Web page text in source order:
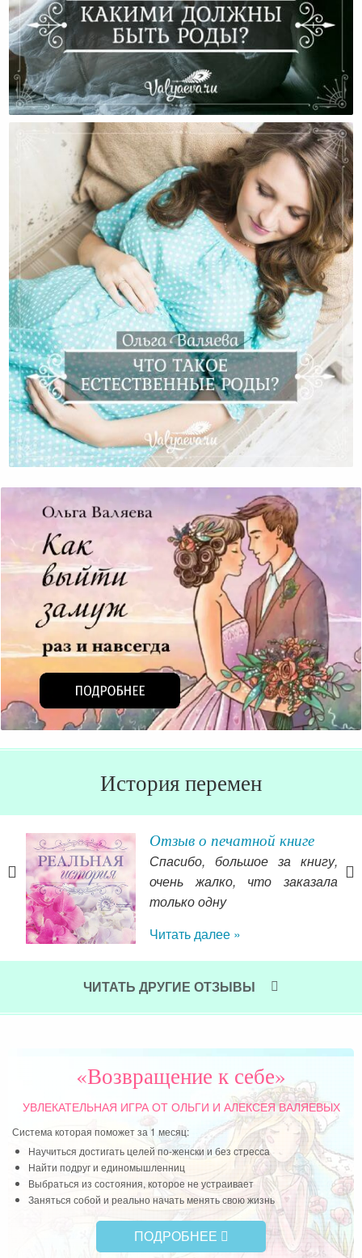
Какими Должны Быть Роды?
Что Такое Естественные Роды?
История перемен
Отзыв о печатной книге
Спасибо, большое за книгу,
очень жалко, что заказала
только одну
Читать далее »
и
ЧИТАТЬ ДРУГИЕ ОТЗЫВЫ
«Возвращение к себе»
УВЛЕКАТЕЛЬНАЯ ИГРАОТ ОЛЬГИ И АЛЕКСЕЯ ВАЛЯЕВЫХ
Система которая поможет за 1 месяц:
Научиться достигать целей по-женски и без стресса
Найти подруг и единомышленниц
Выбраться из состояния, которое не устраивает
Заняться собой и реально начать менять свою жизнь
ПОДРОБНЕЕ